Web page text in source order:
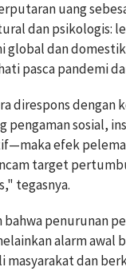
uang
dan psikologis:
global dan
pasca pandemi
direspons
pengaman sosial,
efek
target
tegasnya.
penurunan
alarm awal
masyarakat dan